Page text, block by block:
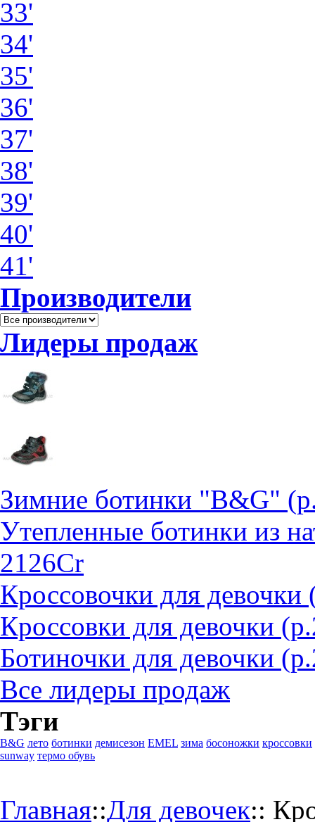
33'
34'
35'
36'
37'
38'
39'
40'
41'
Производители
Лидеры продаж
Зимние ботинки "B&G"
Утепленные ботинки из
2126Cr
Кроссовочки для
Кроссовки для девочки
Ботиночки для девочки
Все лидеры продаж
Тэги
B&G лето ботинки демисезон EMEL зима босоножки кроссовки
sunway термо обувь
Главная::Для девочек::